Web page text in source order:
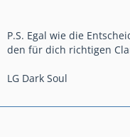
P.S. Egal wie die
den für dich richtigen
LG Dark Soul